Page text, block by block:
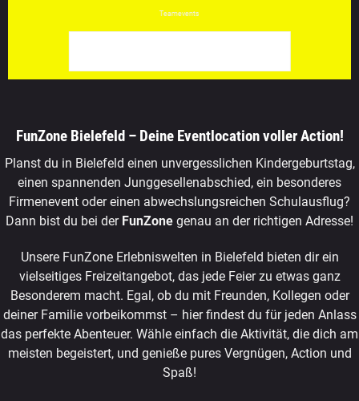
Teamevents
FunZone Bielefeld – Deine Eventlocation voller Action!
Planst du in Bielefeld einen unvergesslichen Kindergeburtstag,
einen spannenden Junggesellenabschied, ein besonderes
Firmenevent oder einen abwechslungsreichen Schulausflug?
Dann bist du bei der FunZone genau an der richtigen Adresse!
Unsere FunZone Erlebniswelten in Bielefeld bieten dir ein
vielseitiges Freizeitangebot, das jede Feier zu etwas ganz
Besonderem macht. Egal, ob du mit Freunden, Kollegen oder
deiner Familie vorbeikommst – hier findest du für jeden Anlass
das perfekte Abenteuer. Wähle einfach die Aktivität, die dich am
meisten begeistert, und genieße pures Vergnügen, Action und
Spaß!